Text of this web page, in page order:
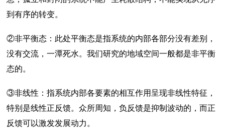
到有序的转变。
②非平衡态：此处平衡态是指系统的内部各部分没有差别，
没有交流，一潭死水。我们研究的地域空间一般都是非平衡
态的。
③非线性：指系统内部各要素的相互作用呈现非线性特征，
特别是线性正反馈。众所周知，负反馈是抑制波动的，而正
反馈可以激发发展动力。